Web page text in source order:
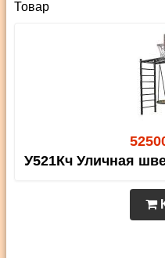
Товар
У521Кч Уличная